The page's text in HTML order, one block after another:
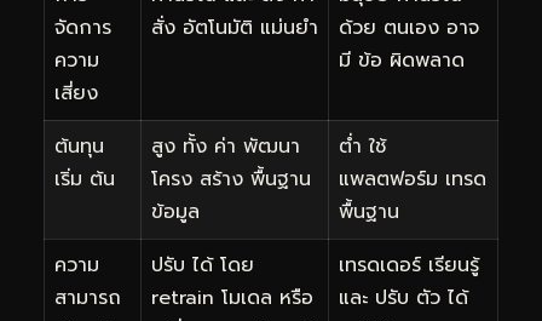
จัดการ
ความ
เสี่ยง
สั่ง อัตโนมัติ แม่นยำ
ด้วย ตนเอง อาจ
มี ข้อ ผิดพลาด
ต้นทุน
เริ่ม ต้น
สูง ทั้ง ค่า พัฒนา
โครง สร้าง พื้นฐาน
ข้อมูล
ต่ำ ใช้
แพลตฟอร์ม เทรด
พื้นฐาน
ความ
สามารถ
ปรับ ได้ โดย
retrain โมเดล หรือ
เทรดเดอร์ เรียนรู้
และ ปรับ ตัว ได้